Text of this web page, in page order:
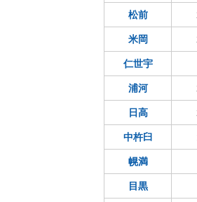
松前
米岡
仁世宇
浦河
日高
中杵臼
幌満
目黒